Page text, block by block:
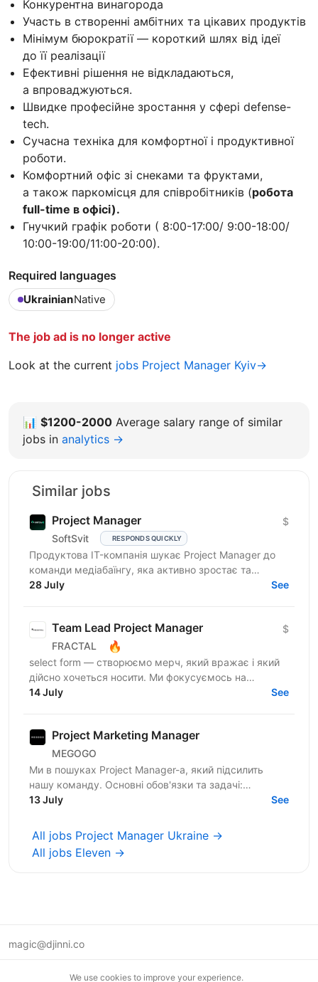
Конкурентна винагорода
Участь в створенні амбітних та цікавих продуктів
Мінімум бюрократії — короткий шлях від ідеї
до її реалізації
Ефективні рішення не відкладаються,
а впроваджуються.
Швидке професійне зростання у сфері defense-
tech.
Сучасна техніка для комфортної і продуктивної
роботи.
Комфортний офіс зі снеками та фруктами,
а також паркомісця для співробітників (робота
full-time в офісі).
Гнучкий графік роботи ( 8:00-17:00/ 9:00-18:00/
10:00-19:00/11:00-20:00).
Required languages
UkrainianNative
The job ad is no longer active
Look at the current jobs Project Manager Kyiv→
📊 $1200-2000 Average salary range of similar
jobs in analytics →
Similar jobs
Project Manager
SoftSvit RESPONDS QUICKLY
$
Продуктова IT-компанія шукає Project Manager до
команди медіабаїнгу, яка активно зростає та
масштабує рекламні проєкти на різних ринках.
28 July See
Team Lead Project Manager
FRACTAL 🔥
$
select form — створюємо мерч, який вражає і який
дійсно хочеться носити. Ми фокусуємось на
креативному підході до дизайну брендування та
14 July See
Project Marketing Manager
MEGOGO
Ми в пошуках Project Manager-а, який підсилить
нашу команду. Основні обов'язки та задачі:
Менеджмент беклогу задач верстальника та
13 July See
All jobs Project Manager Ukraine →
All jobs Eleven →
magic@djinni.co
We use cookies to improve your experience.